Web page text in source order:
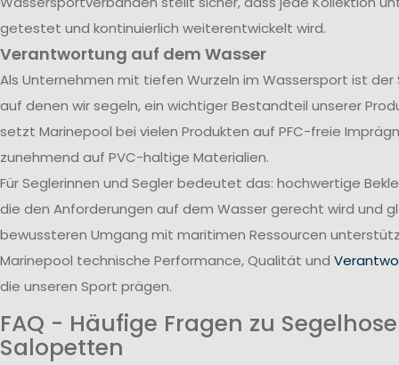
getestet und kontinuierlich weiterentwickelt wird.
Verantwortung auf dem Wasser
Als Unternehmen mit tiefen Wurzeln im Wassersport ist der
auf denen wir segeln, ein wichtiger Bestandteil unserer
setzt Marinepool bei vielen Produkten auf PFC-freie
zunehmend auf PVC-haltige Materialien.
Für Seglerinnen und Segler bedeutet das: hochwertige
die den Anforderungen auf dem Wasser gerecht wird und
bewussteren Umgang mit maritimen Ressourcen
Marinepool technische Performance, Qualität und
die unseren Sport prägen.
FAQ - Häufige Fragen zu
Salopetten